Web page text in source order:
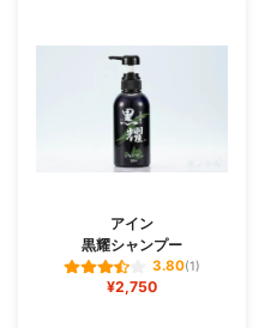
アイン
黒耀シャンプー
3.80(1)
¥2,750